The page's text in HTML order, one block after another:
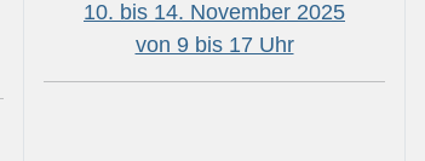
10. bis 14. November 2025
von 9 bis 17 Uhr